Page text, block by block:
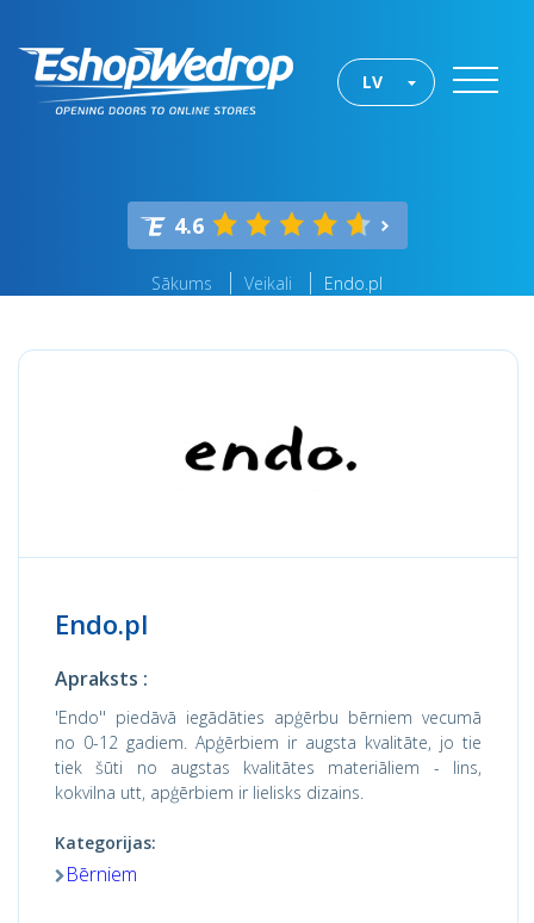
LV
4.6
Sākums Veikali Endo.pl
Endo.pl
Apraksts :
'Endo'' piedāvā iegādāties apģērbu bērniem vecumā
no 0-12 gadiem. Apģērbiem ir augsta kvalitāte, jo tie
tiek šūti no augstas kvalitātes materiāliem - lins,
kokvilna utt, apģērbiem ir lielisks dizains.
Kategorijas:
Bērniem